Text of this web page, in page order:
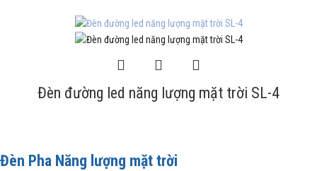
Đèn đường led năng lượng mặt trời SL-4
Đèn Pha Năng lượng mặt trời